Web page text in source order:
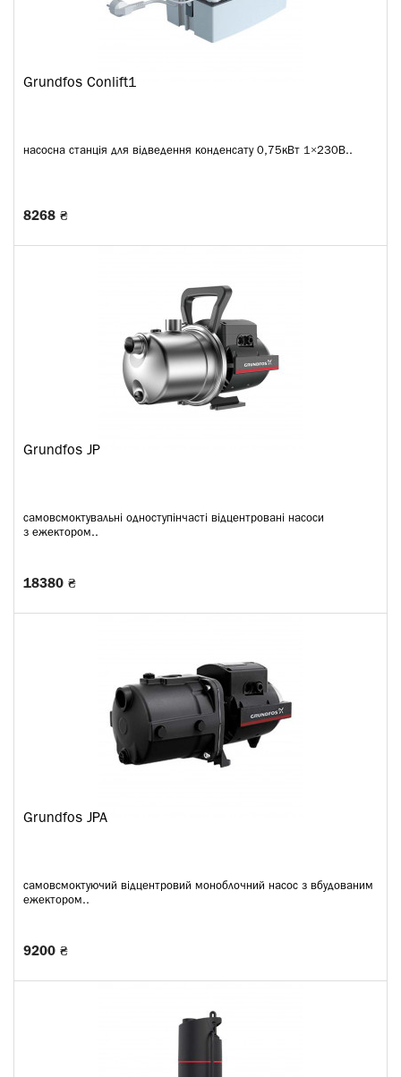
Grundfos Conlift1
насосна станція для відведення конденсату 0,75кВт 1×230В..
8268 ₴
Grundfos JP
самовсмоктувальні одноступінчасті відцентровані насоси
з ежектором..
18380 ₴
Grundfos JPA
самовсмоктуючий відцентровий моноблочний насос з вбудованим
ежектором..
9200 ₴